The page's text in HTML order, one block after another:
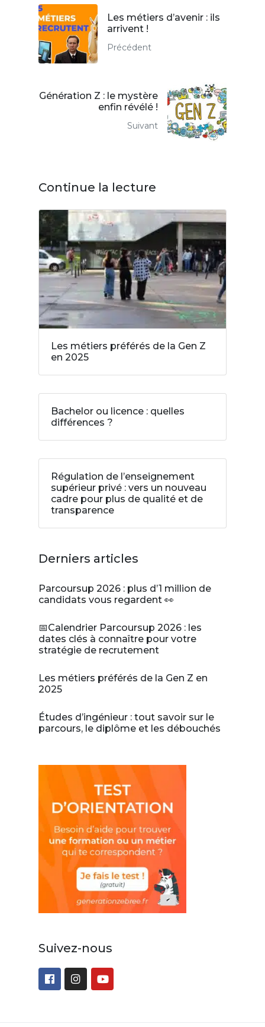
Les métiers d’avenir : ils
arrivent !
Précédent
Génération Z : le mystère
enfin révélé !
Suivant
Continue la lecture
Les métiers préférés de la Gen Z
en 2025
Bachelor ou licence : quelles
différences ?
Régulation de l’enseignement
supérieur privé : vers un nouveau
cadre pour plus de qualité et de
transparence
Derniers articles
Parcoursup 2026 : plus d’1 million de
candidats vous regardent 👀
📅Calendrier Parcoursup 2026 : les
dates clés à connaître pour votre
stratégie de recrutement
Les métiers préférés de la Gen Z en
2025
Études d’ingénieur : tout savoir sur le
parcours, le diplôme et les débouchés
Suivez-nous